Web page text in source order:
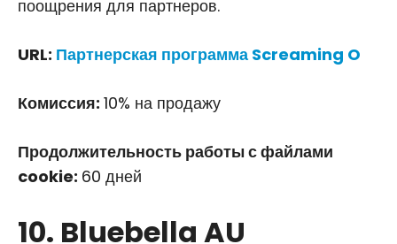
поощрения для партнеров.
URL: Партнерская программа Screaming O
Комиссия: 10% на продажу
Продолжительность работы с файлами
cookie: 60 дней
10. Bluebella AU